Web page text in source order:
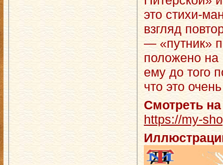
это стихи-
взгляд
— «путник»
положено на
ему до того
что это
Смотреть
https://my-